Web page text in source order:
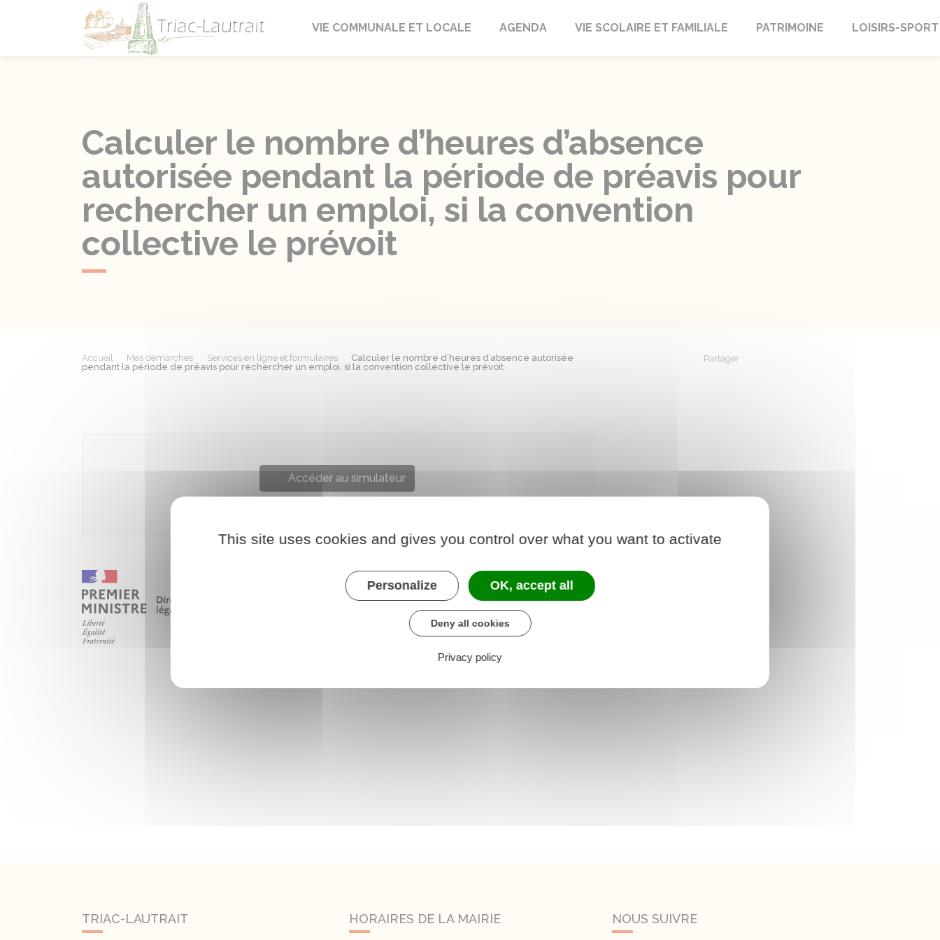
Triac-Lautrait
VIE COMMUNALE ET LOCALE AGENDA VIE SCOLAIRE ET FAMILIALE PATRIMOINE LOISIRS-SPORT
Calculer le nombre d’heures d’absence
autorisée pendant la période de préavis pour
rechercher un emploi, si la convention
collective le prévoit
Accueil Mes démarches Services en ligne et formulaires
Calculer le nombre d’heures d’absence autorisée
pendant la période de préavis pour rechercher un emploi, si la convention collective le prévoit
Partager
Accéder au simulateur
TRIAC-LAUTRAIT HORAIRES DE LA MAIRIE NOUS SUIVRE
This site uses cookies and gives you control over what you want to activate
Personalize OK, accept all
Deny all cookies
Privacy policy